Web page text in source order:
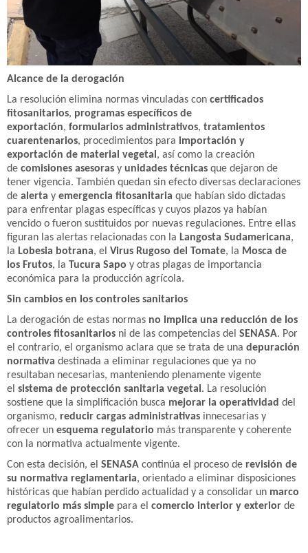
Alcance de la derogación
La resolución elimina normas vinculadas con certificados
fitosanitarios, programas específicos de
exportación, formularios administrativos, tratamientos
cuarentenarios, procedimientos para importación y
exportación de material vegetal, así como la creación
de comisiones asesoras y unidades técnicas que dejaron de
tener vigencia. También quedan sin efecto diversas declaraciones
de alerta y emergencia fitosanitaria que habían sido dictadas
para enfrentar plagas específicas y cuyos plazos ya habían
vencido o fueron sustituidos por nuevas regulaciones. Entre ellas
figuran las alertas relacionadas con la Langosta Sudamericana,
la Lobesia botrana, el Virus Rugoso del Tomate, la Mosca de
los Frutos, la Tucura Sapo y otras plagas de importancia
económica para la producción agrícola.
Sin cambios en los controles sanitarios
La derogación de estas normas no implica una reducción de los
controles fitosanitarios ni de las competencias del SENASA. Por
el contrario, el organismo aclara que se trata de una depuración
normativa destinada a eliminar regulaciones que ya no
resultaban necesarias, manteniendo plenamente vigente
el sistema de protección sanitaria vegetal. La resolución
sostiene que la simplificación busca mejorar la operatividad del
organismo, reducir cargas administrativas innecesarias y
ofrecer un esquema regulatorio más transparente y coherente
con la normativa actualmente vigente.
Con esta decisión, el SENASA continúa el proceso de revisión de
su normativa reglamentaria, orientado a eliminar disposiciones
históricas que habían perdido actualidad y a consolidar un marco
regulatorio más simple para el comercio interior y exterior de
productos agroalimentarios.